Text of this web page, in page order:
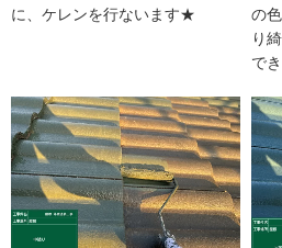
に、ケレンを行ないます★
の
り
で